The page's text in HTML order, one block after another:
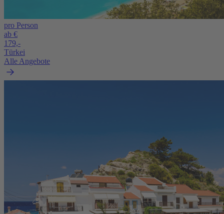
pro Person
ab €
179,-
Türkei
Alle Angebote